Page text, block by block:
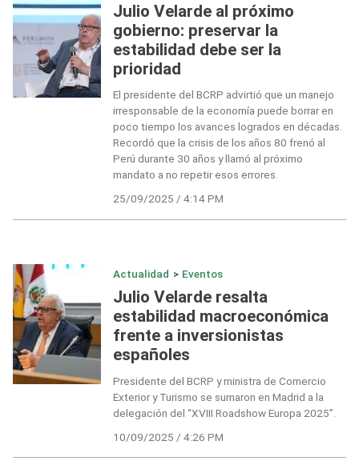
Julio Velarde al próximo
gobierno: preservar la
estabilidad debe ser la
prioridad
El presidente del BCRP advirtió que un manejo
irresponsable de la economía puede borrar en
poco tiempo los avances logrados en décadas.
Recordó que la crisis de los años 80 frenó al
Perú durante 30 años y llamó al próximo
mandato a no repetir esos errores.
25/09/2025 / 4:14 PM
Actualidad > Eventos
Julio Velarde resalta
estabilidad macroeconómica
frente a inversionistas
españoles
Presidente del BCRP y ministra de Comercio
Exterior y Turismo se sumaron en Madrid a la
delegación del “XVIII Roadshow Europa 2025”.
10/09/2025 / 4:26 PM